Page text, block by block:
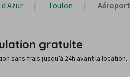
Toulon
gratuite
sans frais jusqu’à 24h avant la location.